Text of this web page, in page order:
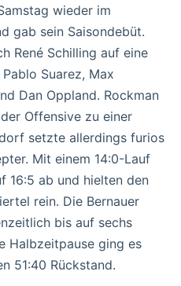
wieder im
gab sein Saisondebüt.
René Schilling auf eine
Suarez, Max
Dan Oppland. Rockman
Offensive zu einer
setzte allerdings furios
Mit einem 14:0-Lauf
16:5 ab und hielten den
rein. Die Bernauer
bis auf sechs
Halbzeitpause ging es
51:40 Rückstand.